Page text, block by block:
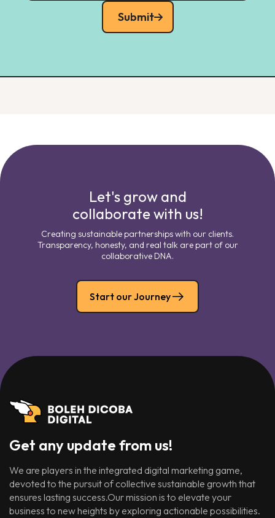
Submit
Let's grow and
collaborate with us!
Creating sustainable partnerships with our clients.
Transparency, honesty, and real talk are part of our
collaborative DNA.
Start our Journey
Get any update from us!
We are players in the integrated digital marketing game,
devoted to the pursuit of collective sustainable growth that
ensures lasting success.Our mission is to elevate your
business to new heights by exploring actionable possibilities.